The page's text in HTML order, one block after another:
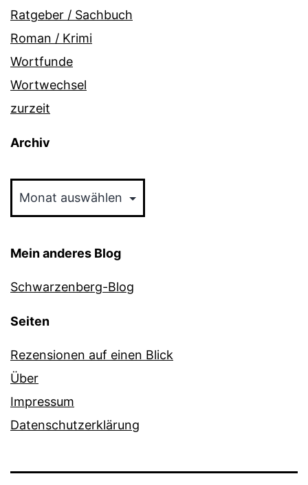
Ratgeber / Sachbuch
Roman / Krimi
Wortfunde
Wortwechsel
zurzeit
Archiv
Mein anderes Blog
Schwarzenberg-Blog
Seiten
Rezensionen auf einen Blick
Über
Impressum
Datenschutzerklärung